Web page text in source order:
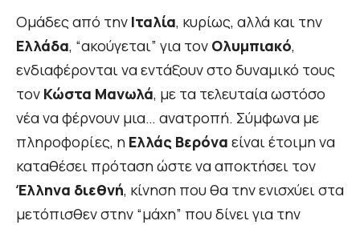
Ομάδες από την Ιταλία, κυρίως, αλλά και την
Ελλάδα, “ακούγεται” για τον Ολυμπιακό,
ενδιαφέρονται να εντάξουν στο δυναμικό τους
τον Κώστα Μανωλά, με τα τελευταία ωστόσο
νέα να φέρνουν μια… ανατροπή. Σύμφωνα με
πληροφορίες, η Ελλάς Βερόνα είναι έτοιμη να
καταθέσει πρόταση ώστε να αποκτήσει τον
Έλληνα διεθνή, κίνηση που θα την ενισχύει στα
μετόπισθεν στην “μάχη” που δίνει για την